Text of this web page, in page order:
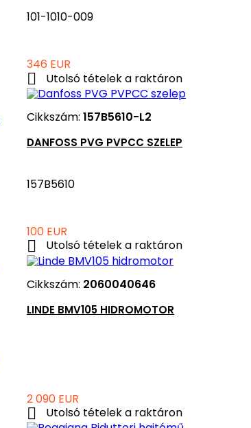
101-1010-009
Ár
346 EUR
 Utolsó tételek a raktáron
Cikkszám: 157B5610-L2
DANFOSS PVG PVPCC SZELEP
157B5610
Ár
100 EUR
 Utolsó tételek a raktáron
Cikkszám: 2060040646
LINDE BMV105 HIDROMOTOR
Ár
2 090 EUR
 Utolsó tételek a raktáron